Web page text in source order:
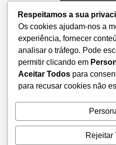
N
W
Respeitamos a sua
Os cookies ajudam-nos a
experiência, fornecer
analisar o tráfego. Pode
permitir clicando em
Aceitar Todos para
para recusar cookies não
Rejeitar